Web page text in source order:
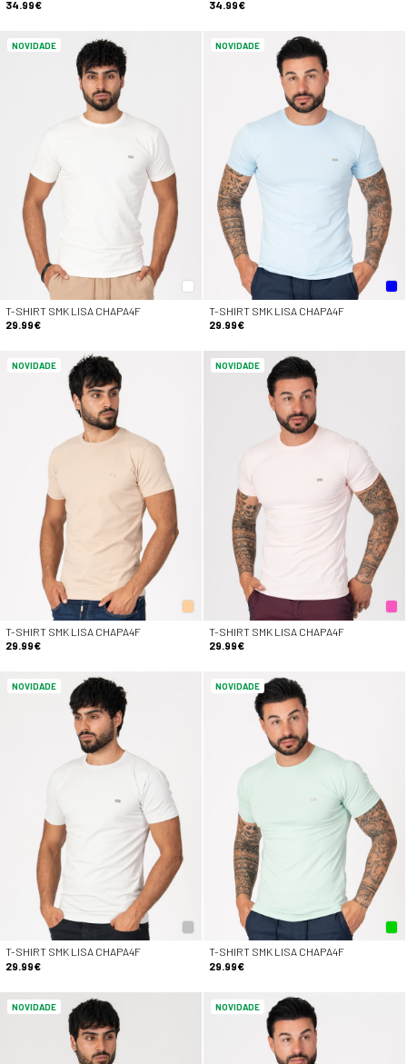
34.99€ 34.99€
NOVIDADE
T-SHIRT SMK LISA CHAPA4F
29.99€
NOVIDADE
T-SHIRT SMK LISA CHAPA4F
29.99€
NOVIDADE
T-SHIRT SMK LISA CHAPA4F
29.99€
NOVIDADE
T-SHIRT SMK LISA CHAPA4F
29.99€
NOVIDADE
T-SHIRT SMK LISA CHAPA4F
29.99€
NOVIDADE
T-SHIRT SMK LISA CHAPA4F
29.99€
NOVIDADE NOVIDADE